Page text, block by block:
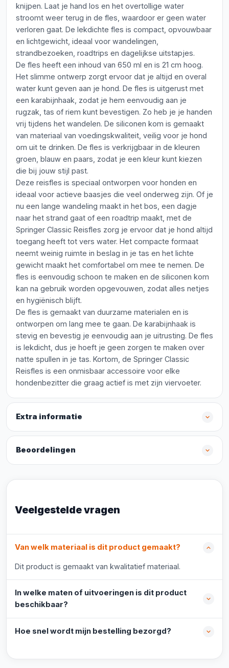
knijpen. Laat je hand los en het overtollige water
stroomt weer terug in de fles, waardoor er geen water
verloren gaat. De lekdichte fles is compact, opvouwbaar
en lichtgewicht, ideaal voor wandelingen,
strandbezoeken, roadtrips en dagelijkse uitstapjes.
De fles heeft een inhoud van 650 ml en is 21 cm hoog.
Het slimme ontwerp zorgt ervoor dat je altijd en overal
water kunt geven aan je hond. De fles is uitgerust met
een karabijnhaak, zodat je hem eenvoudig aan je
rugzak, tas of riem kunt bevestigen. Zo heb je je handen
vrij tijdens het wandelen. De siliconen kom is gemaakt
van materiaal van voedingskwaliteit, veilig voor je hond
om uit te drinken. De fles is verkrijgbaar in de kleuren
groen, blauw en paars, zodat je een kleur kunt kiezen
die bij jouw stijl past.
Deze reisfles is speciaal ontworpen voor honden en
ideaal voor actieve baasjes die veel onderweg zijn. Of je
nu een lange wandeling maakt in het bos, een dagje
naar het strand gaat of een roadtrip maakt, met de
Springer Classic Reisfles zorg je ervoor dat je hond altijd
toegang heeft tot vers water. Het compacte formaat
neemt weinig ruimte in beslag in je tas en het lichte
gewicht maakt het comfortabel om mee te nemen. De
fles is eenvoudig schoon te maken en de siliconen kom
kan na gebruik worden opgevouwen, zodat alles netjes
en hygiënisch blijft.
De fles is gemaakt van duurzame materialen en is
ontworpen om lang mee te gaan. De karabijnhaak is
stevig en bevestig je eenvoudig aan je uitrusting. De fles
is lekdicht, dus je hoeft je geen zorgen te maken over
natte spullen in je tas. Kortom, de Springer Classic
Reisfles is een onmisbaar accessoire voor elke
hondenbezitter die graag actief is met zijn viervoeter.
Extra informatie
Beoordelingen
Veelgestelde vragen
Van welk materiaal is dit product gemaakt?
Dit product is gemaakt van kwalitatief materiaal.
In welke maten of uitvoeringen is dit product
beschikbaar?
Hoe snel wordt mijn bestelling bezorgd?